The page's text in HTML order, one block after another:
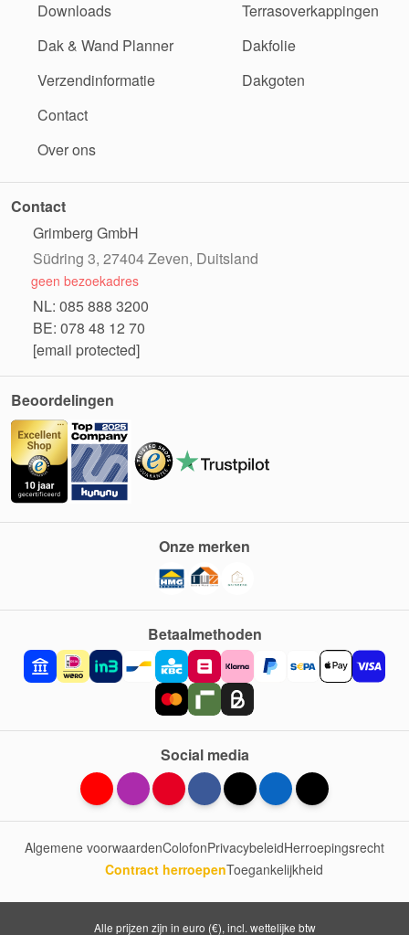
Downloads
Dak & Wand Planner
Verzendinformatie
Contact
Over ons
Terrasoverkappingen
Dakfolie
Dakgoten
Contact
Grimberg GmbH
Südring 3, 27404 Zeven, Duitsland
geen bezoekadres
NL: 085 888 3200
BE: 078 48 12 70
[email protected]
Beoordelingen
Betaalmethoden
Onze merken
Social media
Algemene voorwaardenColofonPrivacybeleidHerroepingsrecht
Contract herroepenToegankelijkheid
Alle prijzen zijn in euro (€), incl. wettelijke btw